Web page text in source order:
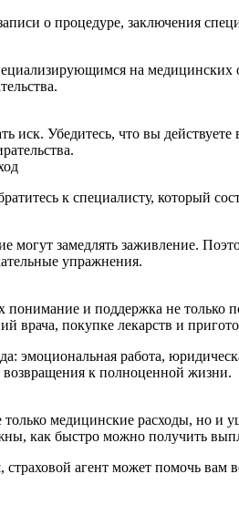
о процедуре, заключения
на
иск. Убедитесь, что вы
к специалисту, который
могут замедлять заживление.
упражнения.
и поддержка не только
врача, покупке лекарств и
эмоциональная работа,
возвращения к полноценной жизни.
медицинские расходы, но и
как быстро можно получить
агент может помочь вам